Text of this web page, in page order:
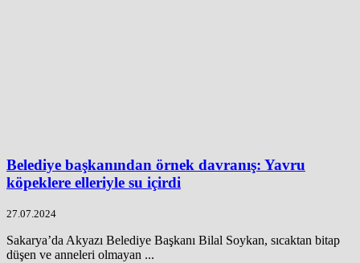
Belediye başkanından örnek davranış: Yavru
köpeklere elleriyle su içirdi
27.07.2024
Sakarya’da Akyazı Belediye Başkanı Bilal Soykan, sıcaktan bitap
düşen ve anneleri olmayan ...